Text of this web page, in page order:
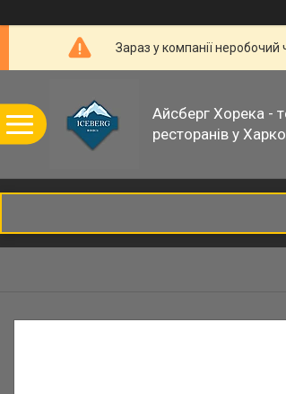
Зараз у компанії
Айсберг Хорека -
ресторанів у